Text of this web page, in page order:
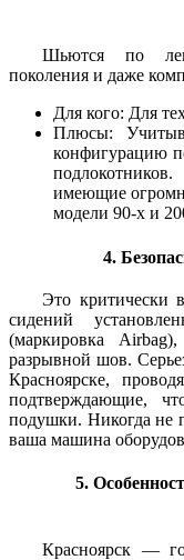
Шьются по
поколения и даже
Для кого: Для
Плюсы:
конфигурацию
имеющие
модели 90-х и
4.
Это критически
сидений
(маркировка
разрывной шов.
Красноярске,
подтверждающие,
подушки. Никогда не
ваша машина
5.
Красноярск —